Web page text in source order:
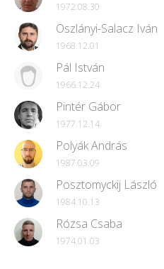
1972.08.30
Oszlányi-Salacz Iván
1968.12.01
Pál István
1966.12.24
Pintér Gábor
1977.12.14
Polyák András
1987.03.09
Posztomyckij László
1984.10.13
Rózsa Csaba
1974.01.03